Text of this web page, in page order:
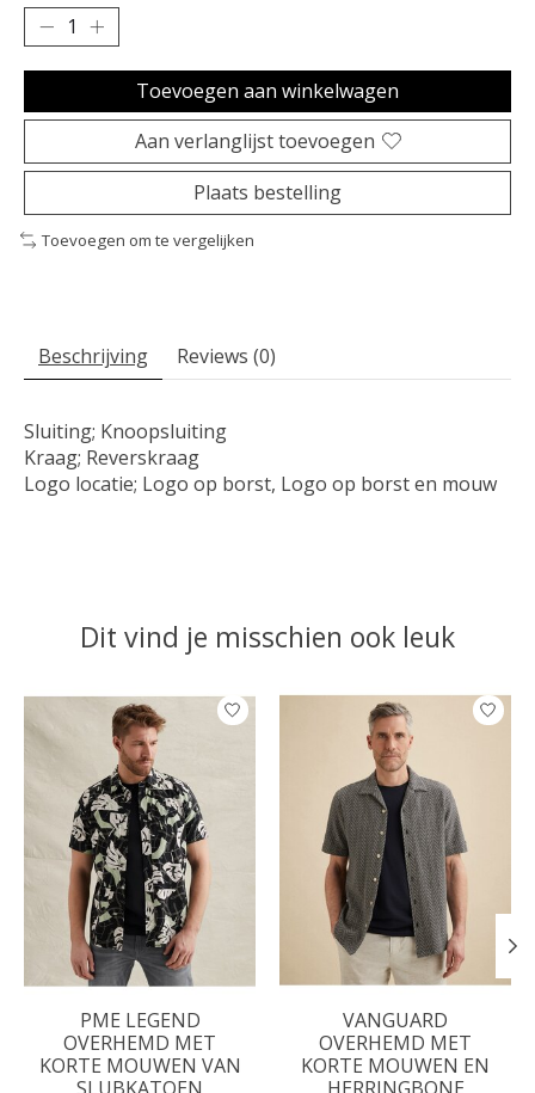
Toevoegen aan winkelwagen
Aan verlanglijst toevoegen
Plaats bestelling
Toevoegen om te vergelijken
Beschrijving Reviews (0)
Sluiting; Knoopsluiting
Kraag; Reverskraag
Logo locatie; Logo op borst, Logo op borst en mouw
Dit vind je misschien ook leuk
Items van productcarrousel
PME LEGEND
OVERHEMD MET
KORTE MOUWEN VAN
VANGUARD
OVERHEMD MET
KORTE MOUWEN EN